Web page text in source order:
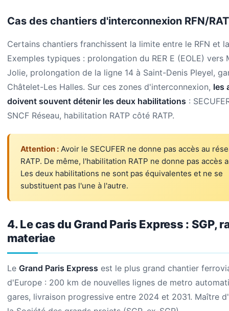
Cas des chantiers d'interconnexion RFN/
Certains chantiers franchissent la limite entre le RFN et la
Exemples typiques : prolongation du RER E (EOLE) vers
Jolie, prolongation de la ligne 14 à Saint-Denis Pleyel,
Châtelet-Les Halles. Sur ces zones d'interconnexion, les
doivent souvent détenir les deux habilitations :
SNCF Réseau, habilitation RATP côté RATP.
Attention : Avoir le SECUFER ne donne pas accès au
RATP. De même, l'habilitation RATP ne donne pas accès
Les deux habilitations ne sont pas équivalentes et ne se
substituent pas l'une à l'autre.
4. Le cas du Grand Paris Express : SGP,
materiae
Le Grand Paris Express est le plus grand chantier
d'Europe : 200 km de nouvelles lignes de metro
gares, livraison progressive entre 2024 et 2031. Maître